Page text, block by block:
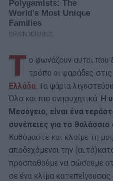
Τ ο φωνάζουν αυτοί που
τρόπο οι ψαράδες
Ελλάδα . Τα ψάρια
Όλο και πιο ανησυχητικά. Η
Μεσόγειο, είναι ένα
συνέπειες για το
Καθόμαστε και κλαίμε τη
αποδεχόμενοι την
προσπαθούμε να σώσουμε
σε ένα κλίμα